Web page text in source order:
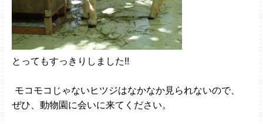
とってもすっきりしました!!
モコモコじゃないヒツジはなかなか見られないので、
ぜひ、動物園に会いに来てください。